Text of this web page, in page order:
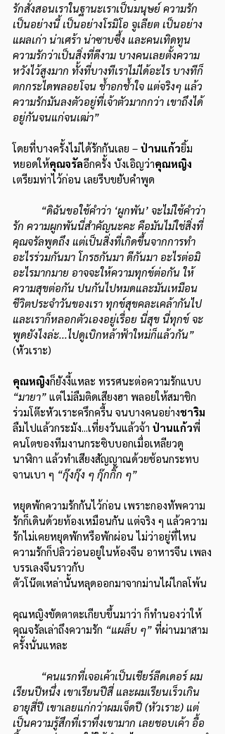
รักสั่งสอนเราในฐานะเราเป็นมนุษย์ ความรัก
เป็นอย่างนี้ เป็นอย่างโรมิโอ จูเลียต เป็นอย่าง
แผลเก่า น่าเศร้า น่าซาบซึ้ง และคนเทิดทูน
ความรักว่าเป็นสิ่งที่ดีงาม บางคนเลยตั้งความ
หวังไว้สูงมาก ทั้งที่บางทีเราไม่ได้อะไร บางทีก็
ตกกระไดพลอยโจน ช้ำอกช้ำใจ แต่จริงๆ แล้ว
ความรักมันลงตัวอยู่ที่เจ้าตัวมากกว่า เขาถึงได้
อยู่กันจนแก่จนเฒ่า”
โดยที่บางครั้งไม่ได้รักกันเลย – ป่านแก้วยิ้ม
หยอดให้คุณจรัลอีกครั้ง บังเอิญว่าคุณหญิง
เตรียมท่าไว้ก่อน เลยรีบขยับคำพูด
“ดิฉันขอใช้คำว่า ‘ผูกพัน’ จะไม่ใช้คำว่า
รัก ความผูกพันนี่สำคัญนะคะ คือมันไม่ใช่สิ่งที่
คุณจรัลพูดถึง แต่เป็นสิ่งที่เกิดขึ้นจากการทำ
อะไรร่วมกันมา โกรธกันมา ดีกันมา อะไรต่อมิ
อะไรมากมาย อาจจะให้ความทุกข์ต่อกัน ให้
ความสุขต่อกัน ปนกันไปหมดและมันเหมือน
ชีวิตประจำวันของเรา ทุกข์สุขคละเคล้ากันไป
และเราก็หลอกตัวเองอยู่เรื่อย นี่สุข นี่ทุกข์ จะ
พูดยังไงล่ะ...ไปดูเบิกหล้าฟ้าใหม่ก็แล้วกัน”
(หัวเราะ)
คุณหญิงก็ยังงี้แหละ ทรรศนะต่อความรักแบบ
“มายา” แต่ไม่ลืมติดเสียงฮา พลอยให้สมาชิก
ร่วมโต๊ะหัวเราะครึกครื้น จนบางคนอย่างชาริม
ลืมไปแล้วกระมัง...เที่ยงวันแล้วจ้า ป่านแก้วพี่
คนโตของทีมงานกระซิบบอกเมื่อเหลียวดู
นาฬิกา แล้วทำเสียงสัญญาณด้วยช้อนกระทบ
จานเบา ๆ “กุ๊งกุ๊ง ๆ กุ๊กกิ๊ก ๆ”
หยุดพักความรักกันไว้ก่อน เพราะกองทัพความ
รักก็เดินด้วยท้องเหมือนกัน แต่จริง ๆ แล้วความ
รักไม่เคยหยุดพักหรือพักผ่อน ไม่ว่าอยู่ที่ไหน
ความรักก็ปลิวว่อนอยู่ในห้องจีน อาหารจีน เพลง
บรรเลงจีนราวกับ
ตัวโน๊ตเหล่านั้นหลุดออกมาจากม่านไผ่ไกลโพ้น
คุณหญิงขัดตาตะเกียบขึ้นมาว่า ก็ทำนองว่าให้
คุณจรัลเล่าถึงความรัก “แผล็บ ๆ” ที่ผ่านมาสาม
ครั้งนั่นแหละ
“คนแรกที่เจอเค้าเป็นเชียร์ลีดเดอร์ ผม
เรียนปีหนึ่ง เขาเรียนปีสี่ และผมเรียนเร็วเกิน
อายุสี่ปี เขาเลยแก่กว่าผมเจ็ดปี (หัวเราะ) แต่
เป็นความรู้สึกที่เราทึ่งเขามาก เลยชอบเค้า อื้อ